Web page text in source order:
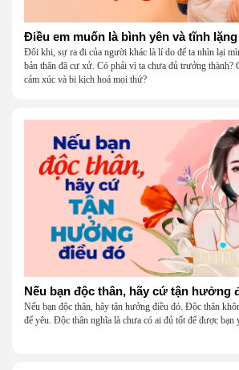
Điều em muốn là bình yên và tĩnh
Đôi khi, sự ra đi của người khác là lí do để ta nhìn lại
bản thân đã cư xử. Có phải vì ta chưa đủ trưởng thành?
cảm xúc và bi kịch hoá mọi thứ?
Nếu bạn độc thân, hãy tận hưởng điều đó. Độc thân
để yêu. Độc thân nghĩa là chưa có ai đủ tốt để được bạn